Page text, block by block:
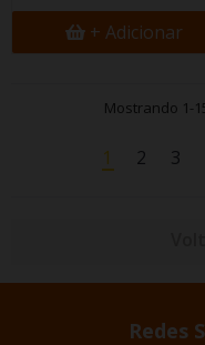
+ Adicionar
Mostrando 1-
1 2 3
Redes